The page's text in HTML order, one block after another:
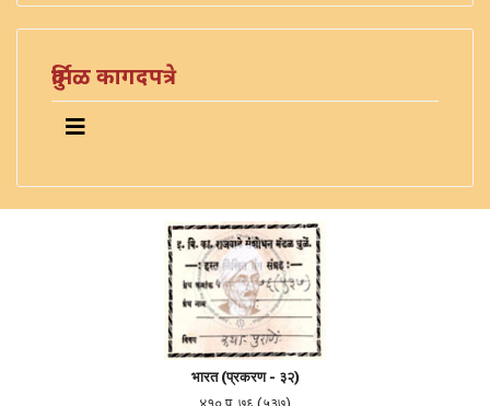
दुर्मिळ कागदपत्रे
भारत (प्रकरण - ३२)